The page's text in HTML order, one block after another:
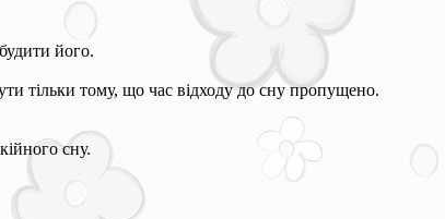
його.
тільки тому, що час відходу до сну пропущено.
сну.